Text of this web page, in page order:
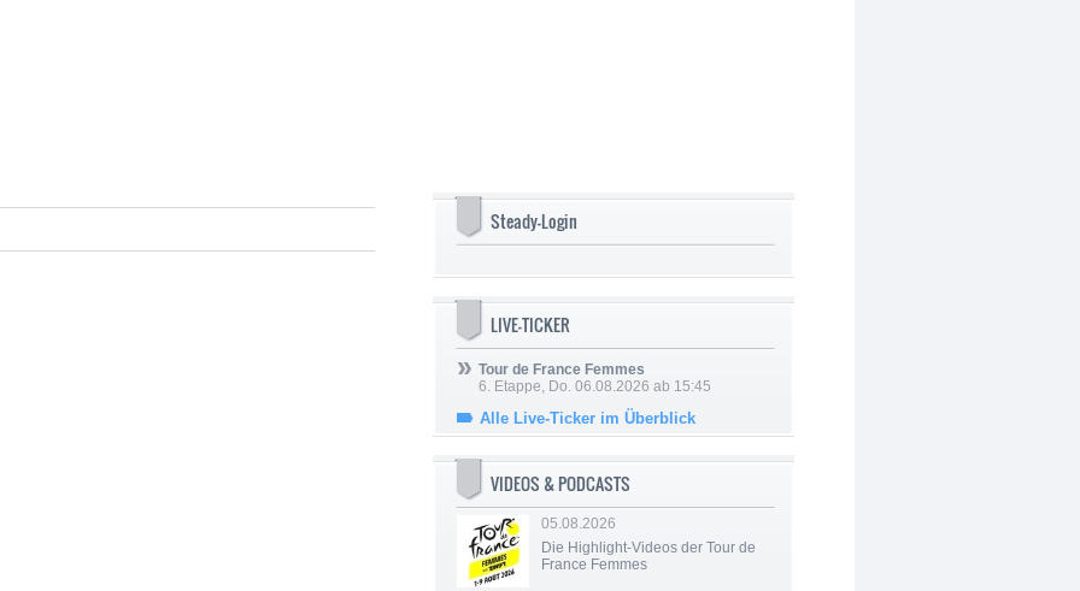
Steady-Login
LIVE-TICKER
Tour de France Femmes
6. Etappe, Do. 06.08.2026 ab 15:45
Alle Live-Ticker im Überblick
VIDEOS & PODCASTS
05.08.2026
Die Highlight-Videos der Tour de
France Femmes